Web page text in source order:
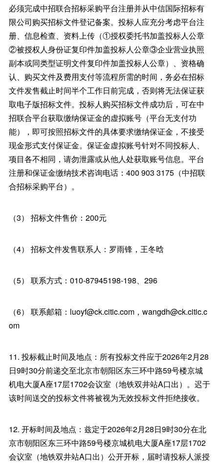
必须完成中招联合招标采购平台注册并从中信国际招标有
限公司购买招标文件登记备案。投标人应充分考虑平台注
册、信息检查、资料上传（①授权委托书加盖投标人公章
②被授权人身份证复印件加盖投标人公章③企业营业执照
副本或同类型证明文件复印件加盖投标人公章）、资格确
认、购买文件及费用支付等流程所需的时间，务必在招标
文件发售截止时间半个工作日前完成，否则将无法保证获
取电子版招标文件。投标人购买招标文件成功后，可在中
招联合平台获取缴纳保证金的虚拟账号（平台无支付功
能），即可按照招标文件的具体要求缴纳保证金，不接受
现金形式支付保证金。保证金虚拟账号针对不同投标人、
项目各不相同，请勿泄露或从他人处获取账号信息。平台
注册和保证金缴纳技术咨询电话：400 903 3175（中招联
合招标采购平台）。
（3） 招标文件售价：200元
（4） 招标文件发售联系人：罗雨锋，王冬晗
（5） 联系方式：010-87945198-198、296
（6） 联系邮箱：luoyf@ck.citic.com，wangdh@ck.citic.c
om
11. 投标截止时间及地点：所有投标文件应于2026年2月28
日9时30分前递交至北京市朝阳区东三环中路59号楼京城
机电大厦A座17层1702会议室（地铁双井站A口出）。迟于
该时间送交的投标文件将被视为无效投标文件拒绝接收。
12. 开标时间及地点：兹定于2026年2月28日9时30分在北
京市朝阳区东三环中路59号楼京城机电大厦A座17层1702
会议室（地铁双井站A口出）公开开标，届时请投标人派授